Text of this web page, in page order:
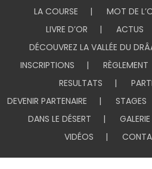
LA COURSE
MOT DE
LIVRE D’OR
ACTUS
DÉCOUVREZ LA VALLÉE DU
INSCRIPTIONS
RÈGLEMENT
RESULTATS
DEVENIR PARTENAIRE
STAGES
DANS LE DÉSERT
GALERIE
VIDÉOS